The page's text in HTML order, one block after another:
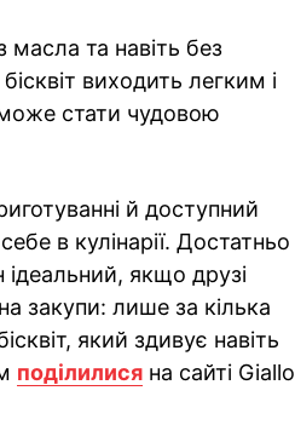
масла та навіть без
виходить легким і
стати чудовою
й доступний
в кулінарії. Достатньо
ідеальний, якщо друзі
закупи: лише за кілька
який здивує навіть
поділилися на сайті Giallo